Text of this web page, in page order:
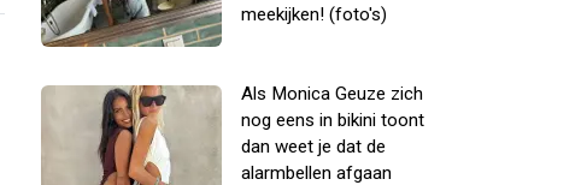
meekijken! (foto's)
Als Monica Geuze zich
nog eens in bikini toont
dan weet je dat de
alarmbellen afgaan